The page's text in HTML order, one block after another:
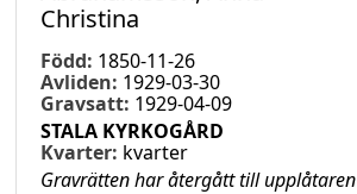
Christina
Född: 1850-11-26
Avliden: 1929-03-30
Gravsatt: 1929-04-09
STALA KYRKOGÅRD
Kvarter: kvarter
Gravrätten har återgått till upplåtaren